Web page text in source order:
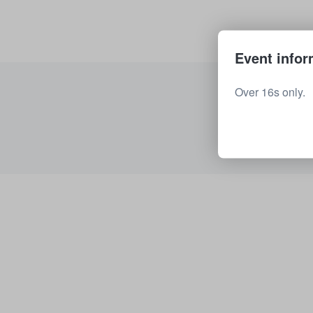
Event
Over 16s only.